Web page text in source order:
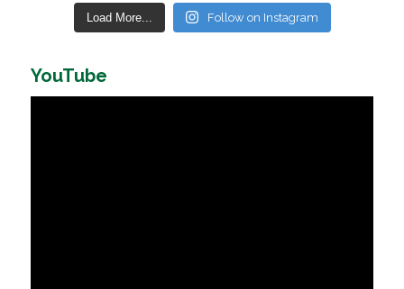
Load More... Follow on Instagram
YouTube